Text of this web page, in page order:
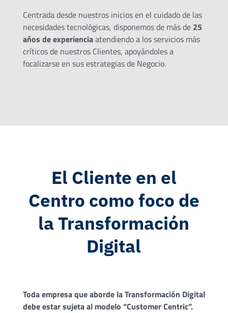
Centrada desde nuestros inicios en el cuidado de las
necesidades tecnológicas, disponemos de más de 25
años de experienciaatendiendo a los servicios más
críticos de nuestros Clientes, apoyándoles a
focalizarse en sus estrategias de Negocio.
El Cliente en el
Centro como foco de
la Transformación
Digital
Toda empresa que aborde la Transformación Digital
debe estar sujeta al modelo “Customer Centric”.